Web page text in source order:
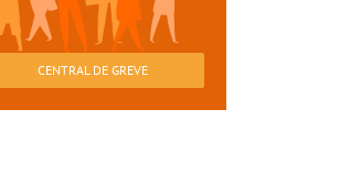
CENTRAL DE GREVE